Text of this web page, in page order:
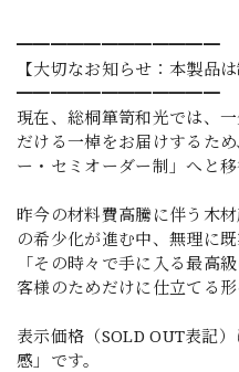
━━━━━━━━━━━━
【大切なお知らせ：本製品
━━━━━━━━━━━━
現在、総桐箪笥和光では、
だける一棹をお届けするた
ー・セミオーダー制」へと移
昨今の材料費高騰に伴う木
の希少化が進む中、無理に
「その時々で手に入る最高
客様のためだけに仕立てる形
表示価格（SOLD OUT表記
感」です。